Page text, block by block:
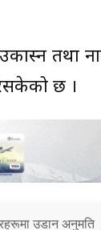
तथा
छ ।
उडान अनुमति